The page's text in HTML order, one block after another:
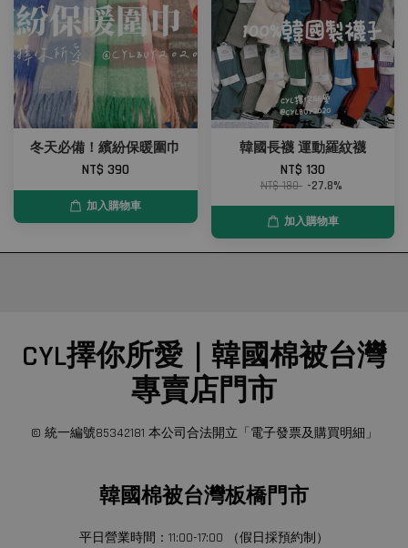
冬天必備！繽紛保暖圍巾
NT$ 390
加入購物車
韓國長襪 運動羅紋襪
NT$ 130
NT$ 180 -27.8%
加入購物車
CYL擇你所愛｜韓國棉被台灣
專賣店門市
© 統一編號85342181 本公司合法開立「電子發票及購買明細」
韓國棉被台灣板橋門市
平日營業時間：11:00-17:00 （假日採預約制）